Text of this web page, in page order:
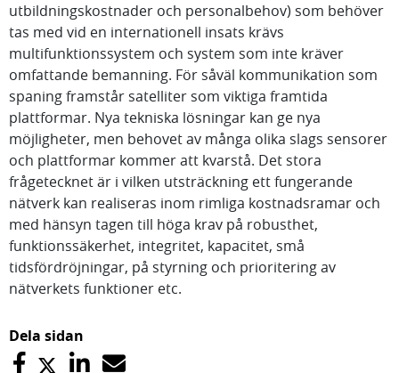
utbildningskostnader och personalbehov) som behöver
tas med vid en internationell insats krävs
multifunktionssystem och system som inte kräver
omfattande bemanning. För såväl kommunikation som
spaning framstår satelliter som viktiga framtida
plattformar. Nya tekniska lösningar kan ge nya
möjligheter, men behovet av många olika slags sensorer
och plattformar kommer att kvarstå. Det stora
frågetecknet är i vilken utsträckning ett fungerande
nätverk kan realiseras inom rimliga kostnadsramar och
med hänsyn tagen till höga krav på robusthet,
funktionssäkerhet, integritet, kapacitet, små
tidsfördröjningar, på styrning och prioritering av
nätverkets funktioner etc.
Dela sidan